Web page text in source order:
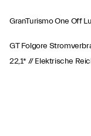
GranTurismo One Off
GT Folgore
22,1* // Elektrische